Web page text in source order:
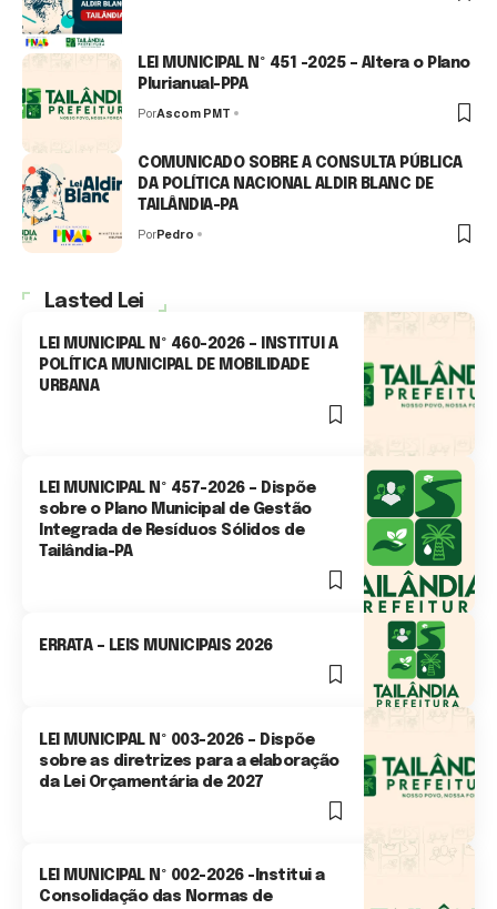
LEI MUNICIPAL Nº 451 -2025 – Altera o Plano
Plurianual-PPA
PorAscom PMT 0 Min Read
COMUNICADO SOBRE A CONSULTA PÚBLICA
DA POLÍTICA NACIONAL ALDIR BLANC DE
TAILÂNDIA-PA
PorPedro 1 Min Read
Lasted Lei
LEI MUNICIPAL Nº 460-2026 – INSTITUI A
POLÍTICA MUNICIPAL DE MOBILIDADE
URBANA
LEI MUNICIPAL Nº 457-2026 – Dispõe
sobre o Plano Municipal de Gestão
Integrada de Resíduos Sólidos de
Tailândia-PA
ERRATA – LEIS MUNICIPAIS 2026
LEI MUNICIPAL Nº 003-2026 – Dispõe
sobre as diretrizes para a elaboração
da Lei Orçamentária de 2027
LEI MUNICIPAL Nº 002-2026 -Institui a
Consolidação das Normas de